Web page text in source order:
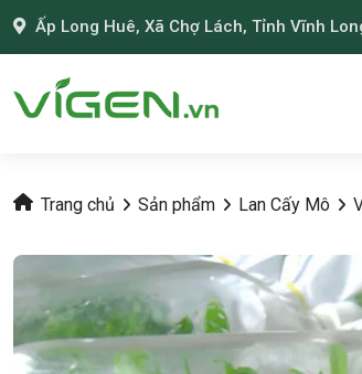
Ấp Long Huê, Xã Chợ Lách, Tỉnh Vĩnh
Trang chủ Sản phẩm Lan Cấy Mô